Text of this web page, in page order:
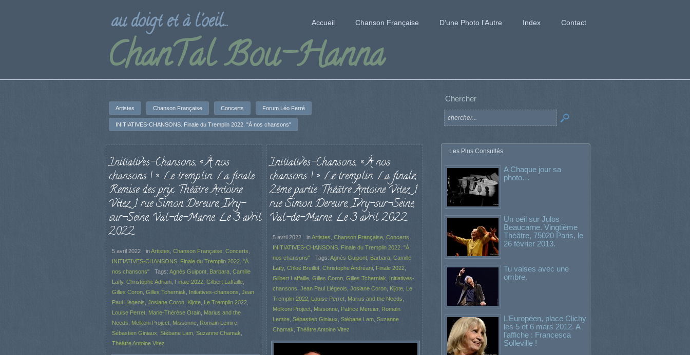
ChanTal Bou-Hanna
au doigt et à l'oeil... Accueil Chanson Française D’une Photo l’Autre Index Contact
Artistes Chanson Française Concerts Forum Léo Ferré
INITIATIVES-CHANSONS. Finale du Tremplin 2022. "À nos chansons"
Initiatives-Chansons, « À nos
chansons ! ». Le tremplin. La finale.
Remise des prix. Théâtre Antoine
Vitez, 1 rue Simon Dereure, Ivry-
sur-Seine, Val-de-Marne. Le 3 avril
2022.
5 avril 2022 inArtistes Chanson Française Concerts
INITIATIVES-CHANSONS. Finale du Tremplin 2022. "À
nos chansons"
Tags: Agnès Guipont Barbara Camille
Laïly, Christophe Adriani Finale 2022 Gilbert Laffaille
Gilles Coron Gilles Tcherniak Initiatives-chansons Jean
Paul Liégeois Josiane Coron Kijote Le Tremplin 2022
Louise Perret Marie-Thérèse Orain Marius and the
Needs
Melkoni Project Missonne Romain Lemire
Sébastien Giniaux Stébane Lam Suzanne Chamak
Théâtre Antoine Vitez
Initiatives-Chansons, « À nos
chansons ! ». Le tremplin. La finale,
2ème partie. Théâtre Antoine Vitez, 1
rue Simon Dereure, Ivry-sur-Seine,
Val-de-Marne. Le 3 avril 2022.
5 avril 2022 inArtistes Chanson Française, Concerts
INITIATIVES-CHANSONS. Finale du Tremplin 2022. "À
nos chansons"
Tags: Agnès Guipont, Barbara, Camille
Laïly, Chloé Breillot, Christophe Andréani, Finale 2022,
Gilbert Laffaille, Gilles Coron, Gilles Tcherniak
Initiatives-
chansons Jean Paul Liégeois Josiane Coron, Kijote, Le
Tremplin 2022, Louise Perret, Marius and the Needs
Melkoni Project, Missonne, Patrice Mercier, Romain
Lemire, Sébastien Giniaux Stébane Lam, Suzanne
Chamak Théâtre Antoine Vitez
Chercher
Les Plus Consultés
A Chaque jour sa
photo…
Un oeil sur Julos
Beaucarne. Vingtième
Théâtre, 75020 Paris, le
26 février 2013.
Tu valses avec une
ombre.
L’Européen, place Clichy
les 5 et 6 mars 2012. A
l’affiche : Francesca
Solleville !